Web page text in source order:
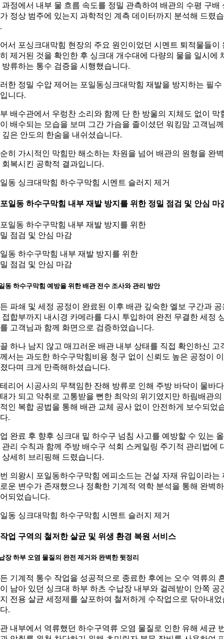
과정에서 내부 물 흐름 속도를 정밀 관측하여 배관의 수평 구배
정상 범주에 있는지 과학적인 계측 데이터까지 분석해 드렸
서 포싱크대막힘 현장의 주요 원인이었던 시멘트 퇴적물들이
제거된 것을 확인한 후 싱크대 개수대에 다량의 물을 일시에
방류하는 통수 검증을 시행했습니다.
한 정밀 수압 제어는 포일동싱크대막힘 재발을 방지하는 필수
니다.
배수관에서 우렁찬 소리와 함께 단 한 방울의 지체도 없이 막
배수되는 모습을 보며 그간 가슴을 졸이셨던 워킹맘 고객님
깊은 안도의 한숨을 내쉬셨습니다.
히 가시적인 막힘만 해소하는 차원을 넘어 배관의 원형을 완
회복시킨 공학적 결과입니다.
동 싱크대막힘 하수구막힘 시멘트 슬러지 제거
일동 하수구막힘 내부 재발 방지를 위한 정밀 점검 및 안심 마
동 하수구막힘 내부 재발 방지를 위한
점검 및 안심 마감
동 하수구막힘 예방을 위한 배관 전수 조사와 관리 방안
파쇄 및 세정 공정이 완료된 이후 배관 깊숙한 엘보 구간과 공
접합부까지 내시경 카메라를 다시 투입하여 완전 무결한 세정
고객님과 함께 화면으로 검증하였습니다.
하나 남지 않고 매끄러운 배관 내부 상태를 직접 확인하신 고
서는 과도한 하수구막힘비용 청구 없이 신뢰도 높은 공정이
다며 크게 만족해하셨습니다.
리어 시공사의 무책임한 잔해 방류로 인해 주방 바닥이 물바다
가 되고 악취로 고통받을 뻔한 최악의 위기였지만 하림배관의
인 복합 공법을 통해 배관 교체 공사 없이 안전하게 보수되었
.
완료 후 향후 싱크대 밑 하수구 넘침 사고를 예방할 수 있는
관리 수칙과 함께 주방 배수구 석회 스케일링 주기적 관리법에
상세히 브리핑해 드렸습니다.
의왕시 포일동하수구막힘 에피소드는 건설 자재 유입이라는
운 변수가 존재했으나 정확한 기계적 역학 분석을 통해 완벽
되었습니다.
동 싱크대막힘 하수구막힘 시멘트 슬러지 제거
업 구역의 철저한 살균 및 위생 환경 복원 서비스
장 하부 오염 물질의 완전 제거와 완벽한 뒷정리
기계적 통수 작업을 성공적으로 종료한 후에는 오수 역류의
남아 있던 싱크대 하부 하츠 수납장 내부와 걸레받이 안쪽 공
전용 살균 세정제를 살포하여 철저하게 수작업으로 닦아내었
.
내부에서 역류했던 하수구역류 오염 물질로 인한 유해 세균